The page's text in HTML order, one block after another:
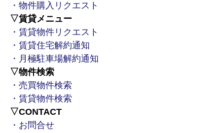
・物件購入リクエスト
▽賃貸メニュー
・賃貸物件リクエスト
・賃貸住宅解約通知
・月極駐車場解約通知
▽物件検索
・売買物件検索
・賃貸物件検索
▽CONTACT
・お問合せ